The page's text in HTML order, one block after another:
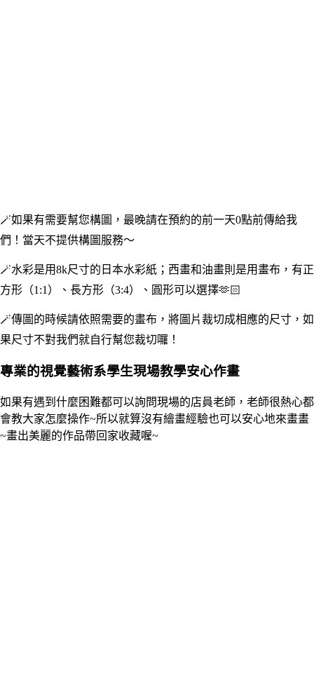
🪄如果有需要幫您構圖，最晚請在預約的前一天0點前傳給我
們！當天不提供構圖服務～
🪄水彩是用8k尺寸的日本水彩紙；西畫和油畫則是用畫布，有正
方形（1:1）、長方形（3:4）、圓形可以選擇🫶🏻
🪄傳圖的時候請依照需要的畫布，將圖片裁切成相應的尺寸，如
果尺寸不對我們就自行幫您裁切囉！
專業的視覺藝術系學生現場教學安心作畫
如果有遇到什麼困難都可以詢問現場的店員老師，老師很熱心都
會教大家怎麼操作~所以就算沒有繪畫經驗也可以安心地來畫畫
~畫出美麗的作品帶回家收藏喔~